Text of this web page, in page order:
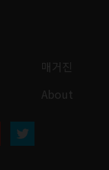
매거진
About